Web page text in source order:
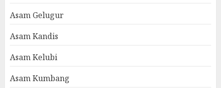
Asam Gelugur
Asam Kandis
Asam Kelubi
Asam Kumbang